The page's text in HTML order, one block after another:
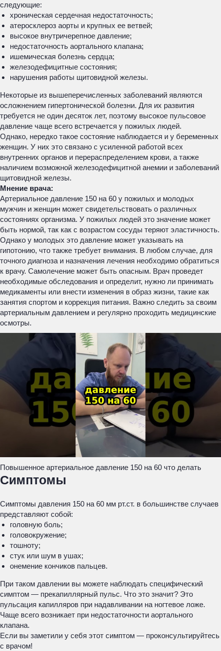
следующие:
хроническая сердечная недостаточность;
атеросклероз аорты и крупных ее ветвей;
высокое внутричерепное давление;
недостаточность аортального клапана;
ишемическая болезнь сердца;
железодефицитные состояния;
нарушения работы щитовидной железы.
Некоторые из вышеперечисленных заболеваний являются
осложнением гипертонической болезни. Для их развития
требуется не один десяток лет, поэтому высокое пульсовое
давление чаще всего встречается у пожилых людей.
Однако, нередко такое состояние наблюдается и у беременных
женщин. У них это связано с усиленной работой всех
внутренних органов и перераспределением крови, а также
наличием возможной железодефицитной анемии и заболеваний
щитовидной железы.
Мнение врача:
Артериальное давление 150 на 60 у пожилых и молодых
мужчин и женщин может свидетельствовать о различных
состояниях организма. У пожилых людей это значение может
быть нормой, так как с возрастом сосуды теряют эластичность.
Однако у молодых это давление может указывать на
гипотонию, что также требует внимания. В любом случае, для
точного диагноза и назначения лечения необходимо обратиться
к врачу. Самолечение может быть опасным. Врач проведет
необходимые обследования и определит, нужно ли принимать
медикаменты или внести изменения в образ жизни, такие как
занятия спортом и коррекция питания. Важно следить за своим
артериальным давлением и регулярно проходить медицинские
осмотры.
Повышенное артериальное давление 150 на 60 что делать
Симптомы
Симптомы давления 150 на 60 мм рт.ст. в большинстве случаев
представляют собой:
головную боль;
головокружение;
тошноту;
стук или шум в ушах;
онемение кончиков пальцев.
При таком давлении вы можете наблюдать специфический
симптом — прекапиллярный пульс. Что это значит? Это
пульсация капилляров при надавливании на ногтевое ложе.
Чаще всего возникает при недостаточности аортального
клапана.
Если вы заметили у себя этот симптом — проконсультируйтесь
с врачом!